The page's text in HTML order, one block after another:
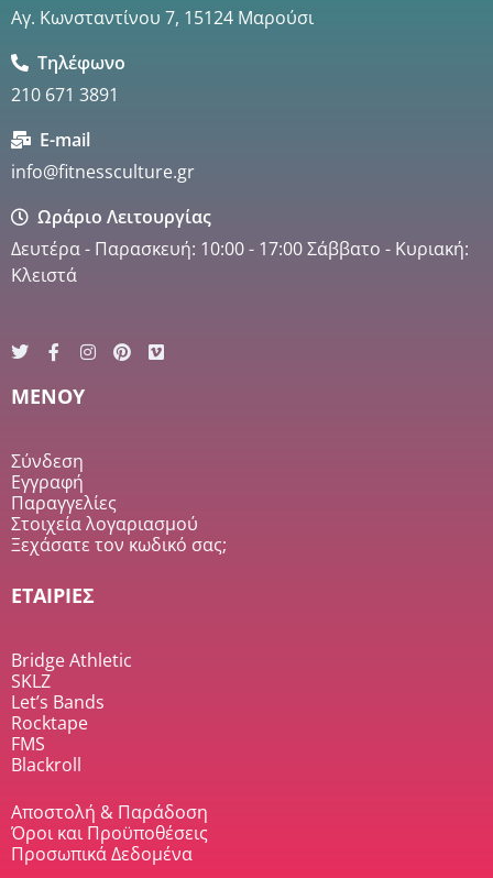
Αγ. Κωνσταντίνου 7, 15124 Μαρούσι
Τηλέφωνο
210 671 3891
E-mail
info@fitnessculture.gr
Ωράριο Λειτουργίας
Δευτέρα - Παρασκευή: 10:00 - 17:00 Σάββατο - Κυριακή:
Κλειστά
MENOY
Σύνδεση
Εγγραφή
Παραγγελίες
Στοιχεία λογαριασμού
Ξεχάσατε τον κωδικό σας;
ΕΤΑΙΡΙΕΣ
Bridge Athletic
SKLZ
Let’s Bands
Rocktape
FMS
Blackroll
Αποστολή & Παράδοση
Όροι και Προϋποθέσεις
Προσωπικά Δεδομένα